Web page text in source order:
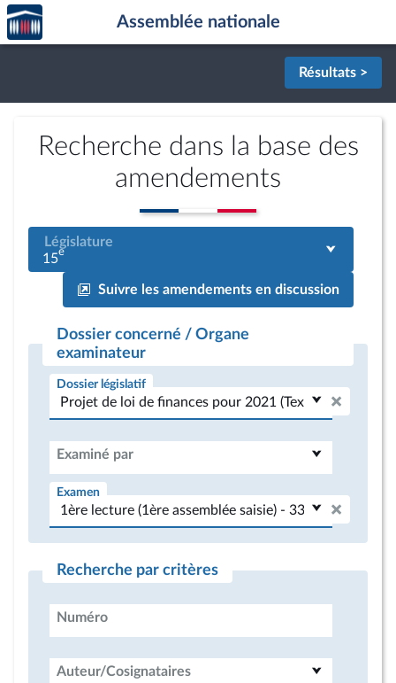
Aller au contenu
Aller en bas de la page
Accèder
à la
page
Assemblée nationale
Résultats >
Recherche dans la base des
amendements
Législature
15e
Suivre les amendements en discussion
Dossier concerné / Organe
examinateur
Dossier législatif
Examiné par
Examen
Recherche par critères
Numéro
Auteur/Cosignataires